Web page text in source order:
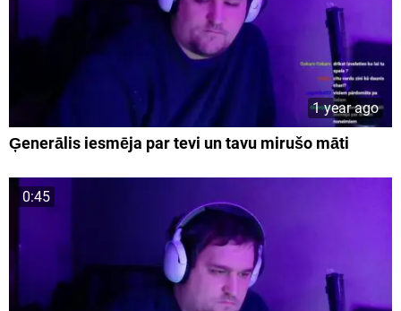
1 year ago
Ģenerālis iesmēja par tevi un tavu mirušo māti
0:45